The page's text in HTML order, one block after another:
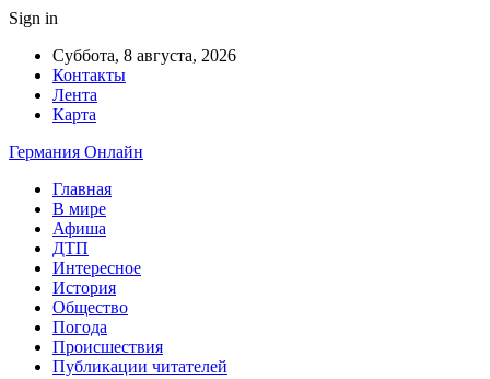
Sign in
Суббота, 8 августа, 2026
Контакты
Лента
Карта
Германия Онлайн
Главная
В мире
Афиша
ДТП
Интересное
История
Общество
Погода
Происшествия
Публикации читателей